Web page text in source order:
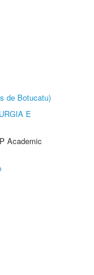
de Botucatu)
E
Academic